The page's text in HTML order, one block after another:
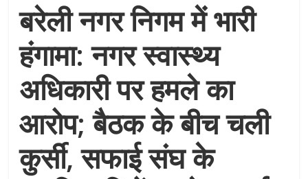
बरेली नगर निगम में भारी
हंगामा: नगर स्वास्थ्य
अधिकारी पर हमले का
आरोप; बैठक के बीच चली
कुर्सी, सफाई संघ के